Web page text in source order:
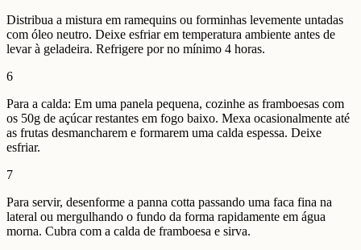
Distribua a mistura em ramequins ou forminhas levemente untadas
com óleo neutro. Deixe esfriar em temperatura ambiente antes de
levar à geladeira. Refrigere por no mínimo 4 horas.
6
Para a calda: Em uma panela pequena, cozinhe as framboesas com
os 50g de açúcar restantes em fogo baixo. Mexa ocasionalmente até
as frutas desmancharem e formarem uma calda espessa. Deixe
esfriar.
7
Para servir, desenforme a panna cotta passando uma faca fina na
lateral ou mergulhando o fundo da forma rapidamente em água
morna. Cubra com a calda de framboesa e sirva.